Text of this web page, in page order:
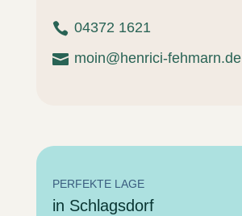
 04372 1621
 moin@henrici-fehmarn.de
PERFEKTE LAGE
in Schlagsdorf